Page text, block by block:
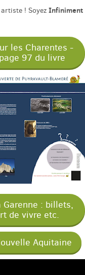
! Soyez Infiniment
les Charentes -
97 du livre
: billets,
de vivre etc.
Aquitaine